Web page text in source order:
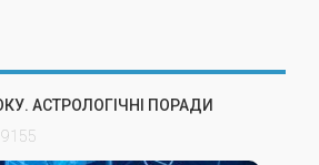
АСТРОЛОГІЧНІ ПОРАДИ